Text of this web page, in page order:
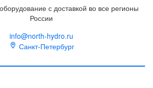
с доставкой во все регионы
России
info@north-hydro.ru
Санкт-Петербург